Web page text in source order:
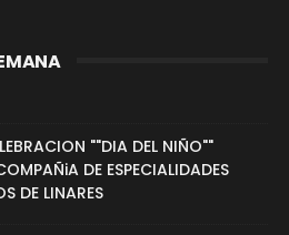
""DIA DEL NIÑO""
DE ESPECIALIDADES
DE LINARES